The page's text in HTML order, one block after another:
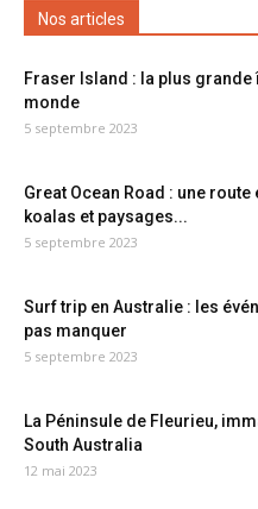
Nos articles
Fraser Island : la plus grande
monde
5 septembre 2023
Great Ocean Road : une route
koalas et paysages...
5 septembre 2023
Surf trip en Australie : les
pas manquer
5 septembre 2023
La Péninsule de Fleurieu,
South Australia
12 mai 2023